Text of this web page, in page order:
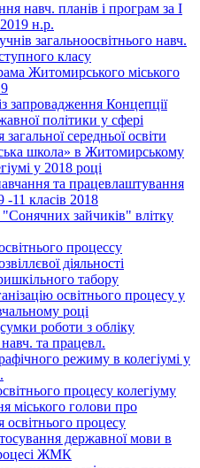
навч. планів і програм за І
н.р.
загальноосвітнього навч.
класу
Житомирського міського
запровадження Концепції
політики у сфері
середньої освіти
школа» в Житомирському
у 2018 році
та працевлаштування
-11 класів 2018
зайчиків" влітку
процессу
діяльності
табору
освітнього процесу у
році
роботи з обліку
та працевл.
режиму в колегіумі у
процесу колегіуму
міського голови про
процесу
державної мови в
ЖМК